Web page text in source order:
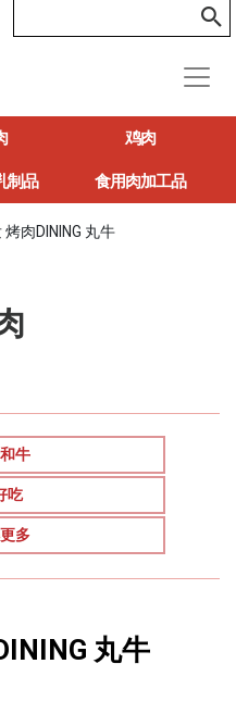
鸡肉
制品 食用肉加工品
肉DINING 丸牛
牛
吃
多
丸牛